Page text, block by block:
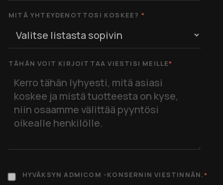
MITÄ YHTEYDENOTTOSI KOSKEE? *
TÄHÄN VOIT KIRJOITTAA VIESTISI MEILLE*
HYVÄKSYN ADMICOM -KONSERNIN VIESTINNÄN.*